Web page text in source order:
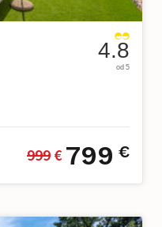
4.8
od 5
999 € 799 €